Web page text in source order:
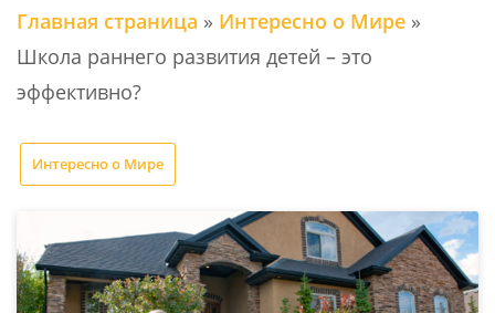
Главная страница » Интересно о Мире »
Школа раннего развития детей – это
эффективно?
Интересно о Мире